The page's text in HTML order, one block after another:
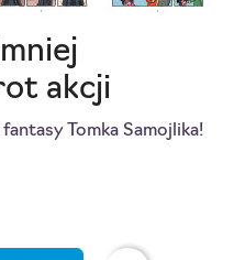
akcji
Tomka Samojlika!